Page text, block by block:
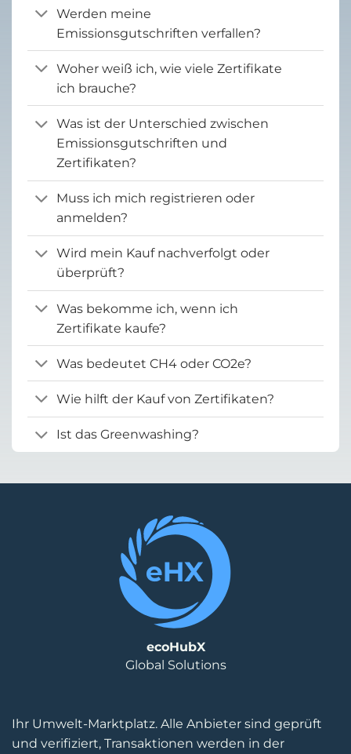
Werden meine
Emissionsgutschriften verfallen?
Woher weiß ich, wie viele Zertifikate
ich brauche?
Was ist der Unterschied zwischen
Emissionsgutschriften und
Zertifikaten?
Muss ich mich registrieren oder
anmelden?
Wird mein Kauf nachverfolgt oder
überprüft?
Was bekomme ich, wenn ich
Zertifikate kaufe?
Was bedeutet CH4 oder CO2e?
Wie hilft der Kauf von Zertifikaten?
Ist das Greenwashing?
Ihr Umwelt-Marktplatz. Alle Anbieter sind geprüft
und verifiziert, Transaktionen werden in der
ecoHubX
Global Solutions